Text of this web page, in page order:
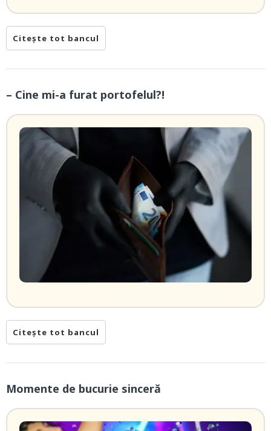
Citește tot bancul
– Cine mi-a furat portofelul?!
Citește tot bancul
Momente de bucurie sinceră